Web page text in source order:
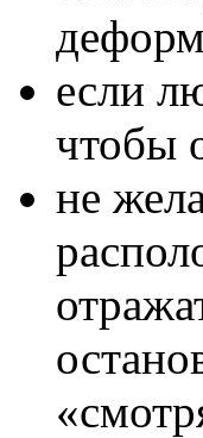
если
чтобы
не